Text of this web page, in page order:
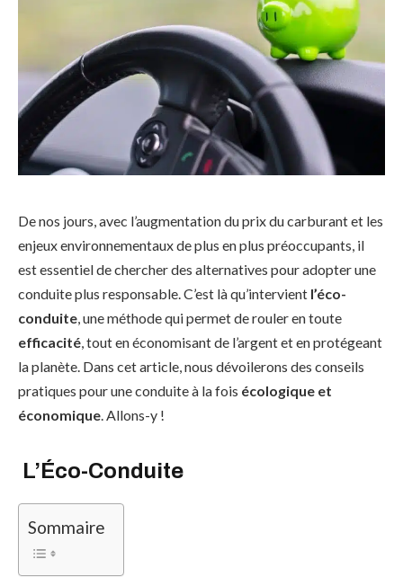
De nos jours, avec l’augmentation du prix du carburant et les
enjeux environnementaux de plus en plus préoccupants, il
est essentiel de chercher des alternatives pour adopter une
conduite plus responsable. C’est là qu’intervient l’éco-
conduite, une méthode qui permet de rouler en toute
efficacité, tout en économisant de l’argent et en protégeant
la planète. Dans cet article, nous dévoilerons des conseils
pratiques pour une conduite à la fois écologique et
économique. Allons-y !
L’Éco-Conduite
Sommaire